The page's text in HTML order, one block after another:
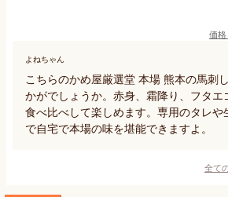
価格
よねちゃん
こちらのかめ屋厳選堂 本場 熊本の馬刺
かがでしょうか。赤身、霜降り、フタエ
食べ比べして楽しめます。専用のタレや
で自宅で本場の味を堪能できますよ。
全て